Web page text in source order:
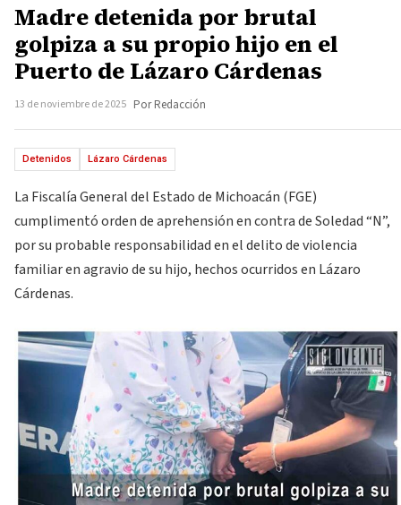
Madre detenida por brutal
golpiza a su propio hijo en el
Puerto de Lázaro Cárdenas
13 de noviembre de 2025 Por Redacción
Detenidos Lázaro Cárdenas
La Fiscalía General del Estado de Michoacán (FGE)
cumplimentó orden de aprehensión en contra de Soledad “N”,
por su probable responsabilidad en el delito de violencia
familiar en agravio de su hijo, hechos ocurridos en Lázaro
Cárdenas.